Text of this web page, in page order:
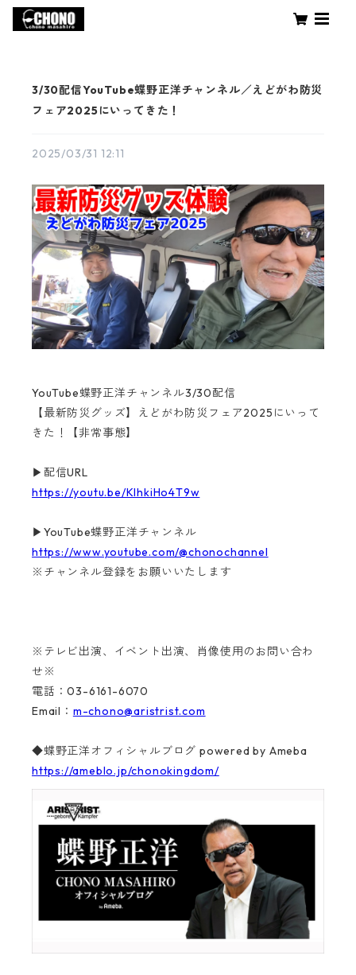
3/30配信YouTube蝶野正洋チャンネル／えどがわ防災
フェア2025にいってきた！
2025/03/31 12:11
YouTube蝶野正洋チャンネル3/30配信
【最新防災グッズ】えどがわ防災フェア2025にいって
きた！【非常事態】
▶配信URL
https://youtu.be/KIhkiHo4T9w
▶YouTube蝶野正洋チャンネル
https://www.youtube.com/@chonochannel
※チャンネル登録をお願いいたします
※テレビ出演、イベント出演、肖像使用のお問い合わ
せ※
電話：03-6161-6070
Email： m-chono@aristrist.com
◆蝶野正洋オフィシャルブログ powered by Ameba
https://ameblo.jp/chonokingdom/